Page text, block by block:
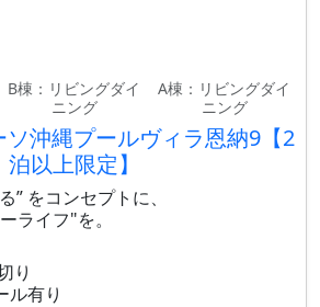
B棟：リビングダイ
ニング
A棟：リビングダイ
ニング
ソ沖縄プールヴィラ恩納9【2
泊以上限定】
” をコンセプトに、
ライフ"を。
り
有り